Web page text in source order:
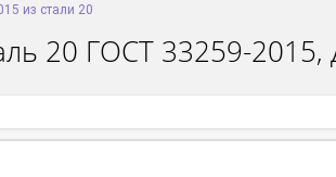
из стали 20
20 ГОСТ 33259-2015,